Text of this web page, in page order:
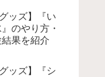
ッズ】『い
のやり方・
果を紹介
ッズ】『シ